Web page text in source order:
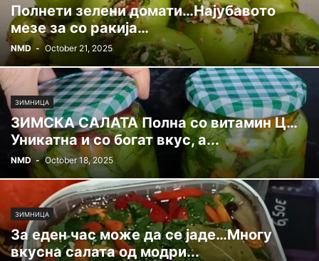
Полнети зелени домати…Најубавото
мезе за со ракија…
NMD - October 21, 2025
ЗИМНИЦА
ЗИМСКА САЛАТА Полна со витамин Ц…
Уникатна и со богат вкус, а...
NMD - October 18, 2025
ЗИМНИЦА
За еден час може да се јаде…Многу
вкусна салата од модри...